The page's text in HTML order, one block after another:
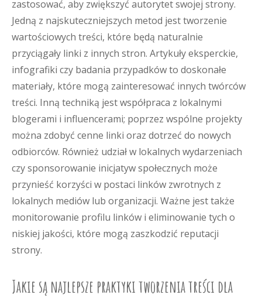
zastosować, aby zwiększyć autorytet swojej strony.
Jedną z najskuteczniejszych metod jest tworzenie
wartościowych treści, które będą naturalnie
przyciągały linki z innych stron. Artykuły eksperckie,
infografiki czy badania przypadków to doskonałe
materiały, które mogą zainteresować innych twórców
treści. Inną techniką jest współpraca z lokalnymi
blogerami i influencerami; poprzez wspólne projekty
można zdobyć cenne linki oraz dotrzeć do nowych
odbiorców. Również udział w lokalnych wydarzeniach
czy sponsorowanie inicjatyw społecznych może
przynieść korzyści w postaci linków zwrotnych z
lokalnych mediów lub organizacji. Ważne jest także
monitorowanie profilu linków i eliminowanie tych o
niskiej jakości, które mogą zaszkodzić reputacji
strony.
Jakie są najlepsze praktyki tworzenia treści dla